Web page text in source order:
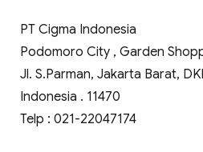
PT Cigma Indonesia
Podomoro City , Garden
Jl. S.Parman, Jakarta Barat,
Indonesia . 11470
Telp : 021-22047174